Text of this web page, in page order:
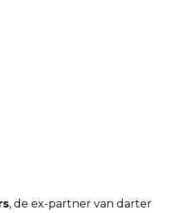
, de ex-partner van darter